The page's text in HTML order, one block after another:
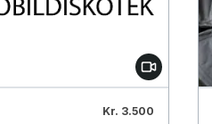
Kr. 3.500